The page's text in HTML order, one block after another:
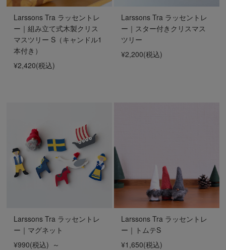
Larssons Tra ラッセントレ
ー｜組み立て式木製クリス
マスツリー S（キャンドル1
本付き）
¥2,420(税込)
Larssons Tra ラッセントレ
ー｜スター付きクリスマス
ツリー
¥2,200(税込)
Larssons Tra ラッセントレ
ー｜マグネット
¥990(税込) ～
Larssons Tra ラッセントレ
ー｜トムテS
¥1,650(税込)